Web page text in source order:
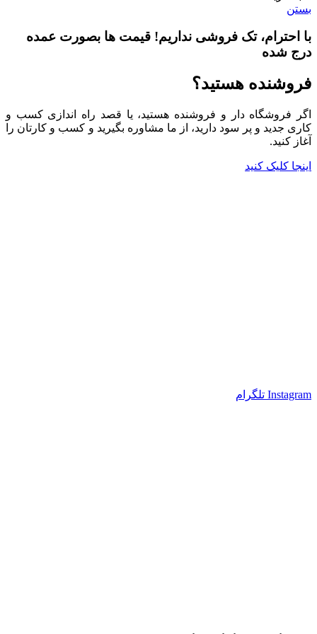
بستن
با احترام، تک فروشی نداریم! قیمت ها بصورت عمده
درج شده
فروشنده هستید؟
اگر فروشگاه دار و فروشنده هستید، یا قصد راه اندازی کسب و
کاری جدید و پر سود دارید، از ما مشاوره بگیرید و کسب و کارتان را
آغاز کنید.
اینجا کلیک کنید
Instagram تلگرام